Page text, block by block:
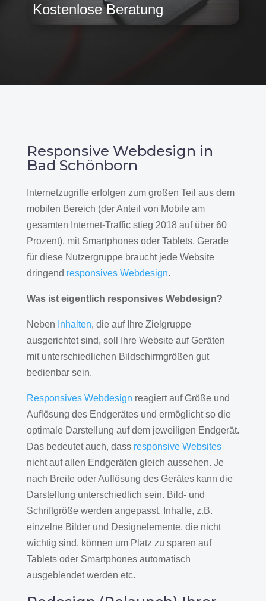
Kostenlose Beratung
Responsive Webdesign in
Bad Schönborn
Internetzugriffe erfolgen zum großen Teil aus dem
mobilen Bereich (der Anteil von Mobile am
gesamten Internet-Traffic stieg 2018 auf über 60
Prozent), mit Smartphones oder Tablets. Gerade
für diese Nutzergruppe braucht jede Website
dringend responsives Webdesign.
Was ist eigentlich responsives Webdesign?
Neben Inhalten, die auf Ihre Zielgruppe
ausgerichtet sind, soll Ihre Website auf Geräten
mit unterschiedlichen Bildschirmgrößen gut
bedienbar sein.
Responsives Webdesign reagiert auf Größe und
Auflösung des Endgerätes und ermöglicht so die
optimale Darstellung auf dem jeweiligen Endgerät.
Das bedeutet auch, dass responsive Websites
nicht auf allen Endgeräten gleich aussehen. Je
nach Breite oder Auflösung des Gerätes kann die
Darstellung unterschiedlich sein. Bild- und
Schriftgröße werden angepasst. Inhalte, z.B.
einzelne Bilder und Designelemente, die nicht
wichtig sind, können um Platz zu sparen auf
Tablets oder Smartphones automatisch
ausgeblendet werden etc.